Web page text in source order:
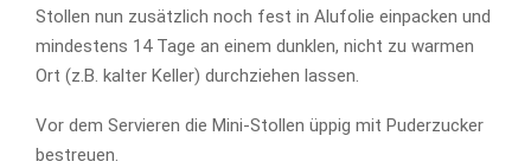
Stollen nun zusätzlich noch fest in Alufolie einpacken und
mindestens 14 Tage an einem dunklen, nicht zu warmen
Ort (z.B. kalter Keller) durchziehen lassen.
Vor dem Servieren die Mini-Stollen üppig mit Puderzucker
bestreuen.